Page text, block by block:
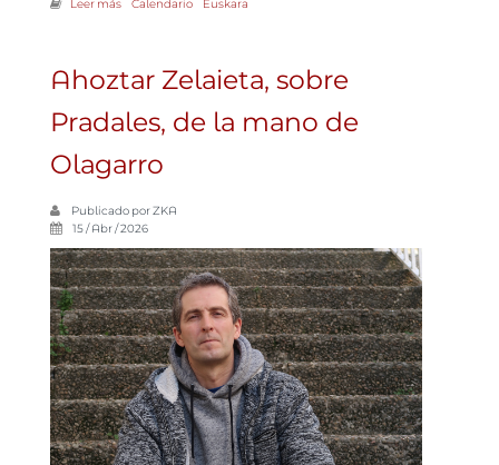
Leer mássobre La apertura de Saindua: nuevas opciones con la diversidad
Calendario Euskara
Ahoztar Zelaieta, sobre
Pradales, de la mano de
Olagarro
Publicado porZKA
15 / Abr / 2026